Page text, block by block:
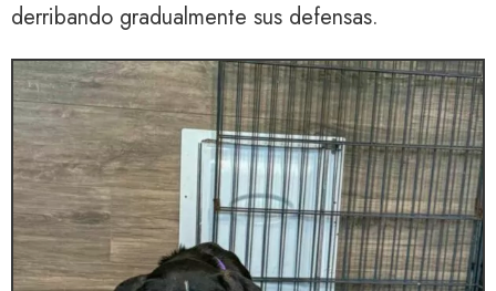
derribando gradualmente sus defensas.